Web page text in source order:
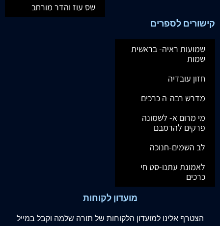
שס עוז והדר מורחב
קישורים לספרים
שמועות ראיה- בראשית
שמות
חזון עובדיה
מדרש רבה-ה כרכים
מי מרום א- לשמונה
פרקים להרמבם
לב השמים-חנוכה
לאמונת עתנו-סט חי
כרכים
מועדון לקוחות
הצטרף אלינו למועדון הלקוחות של תורה שלמה וקבל במייל